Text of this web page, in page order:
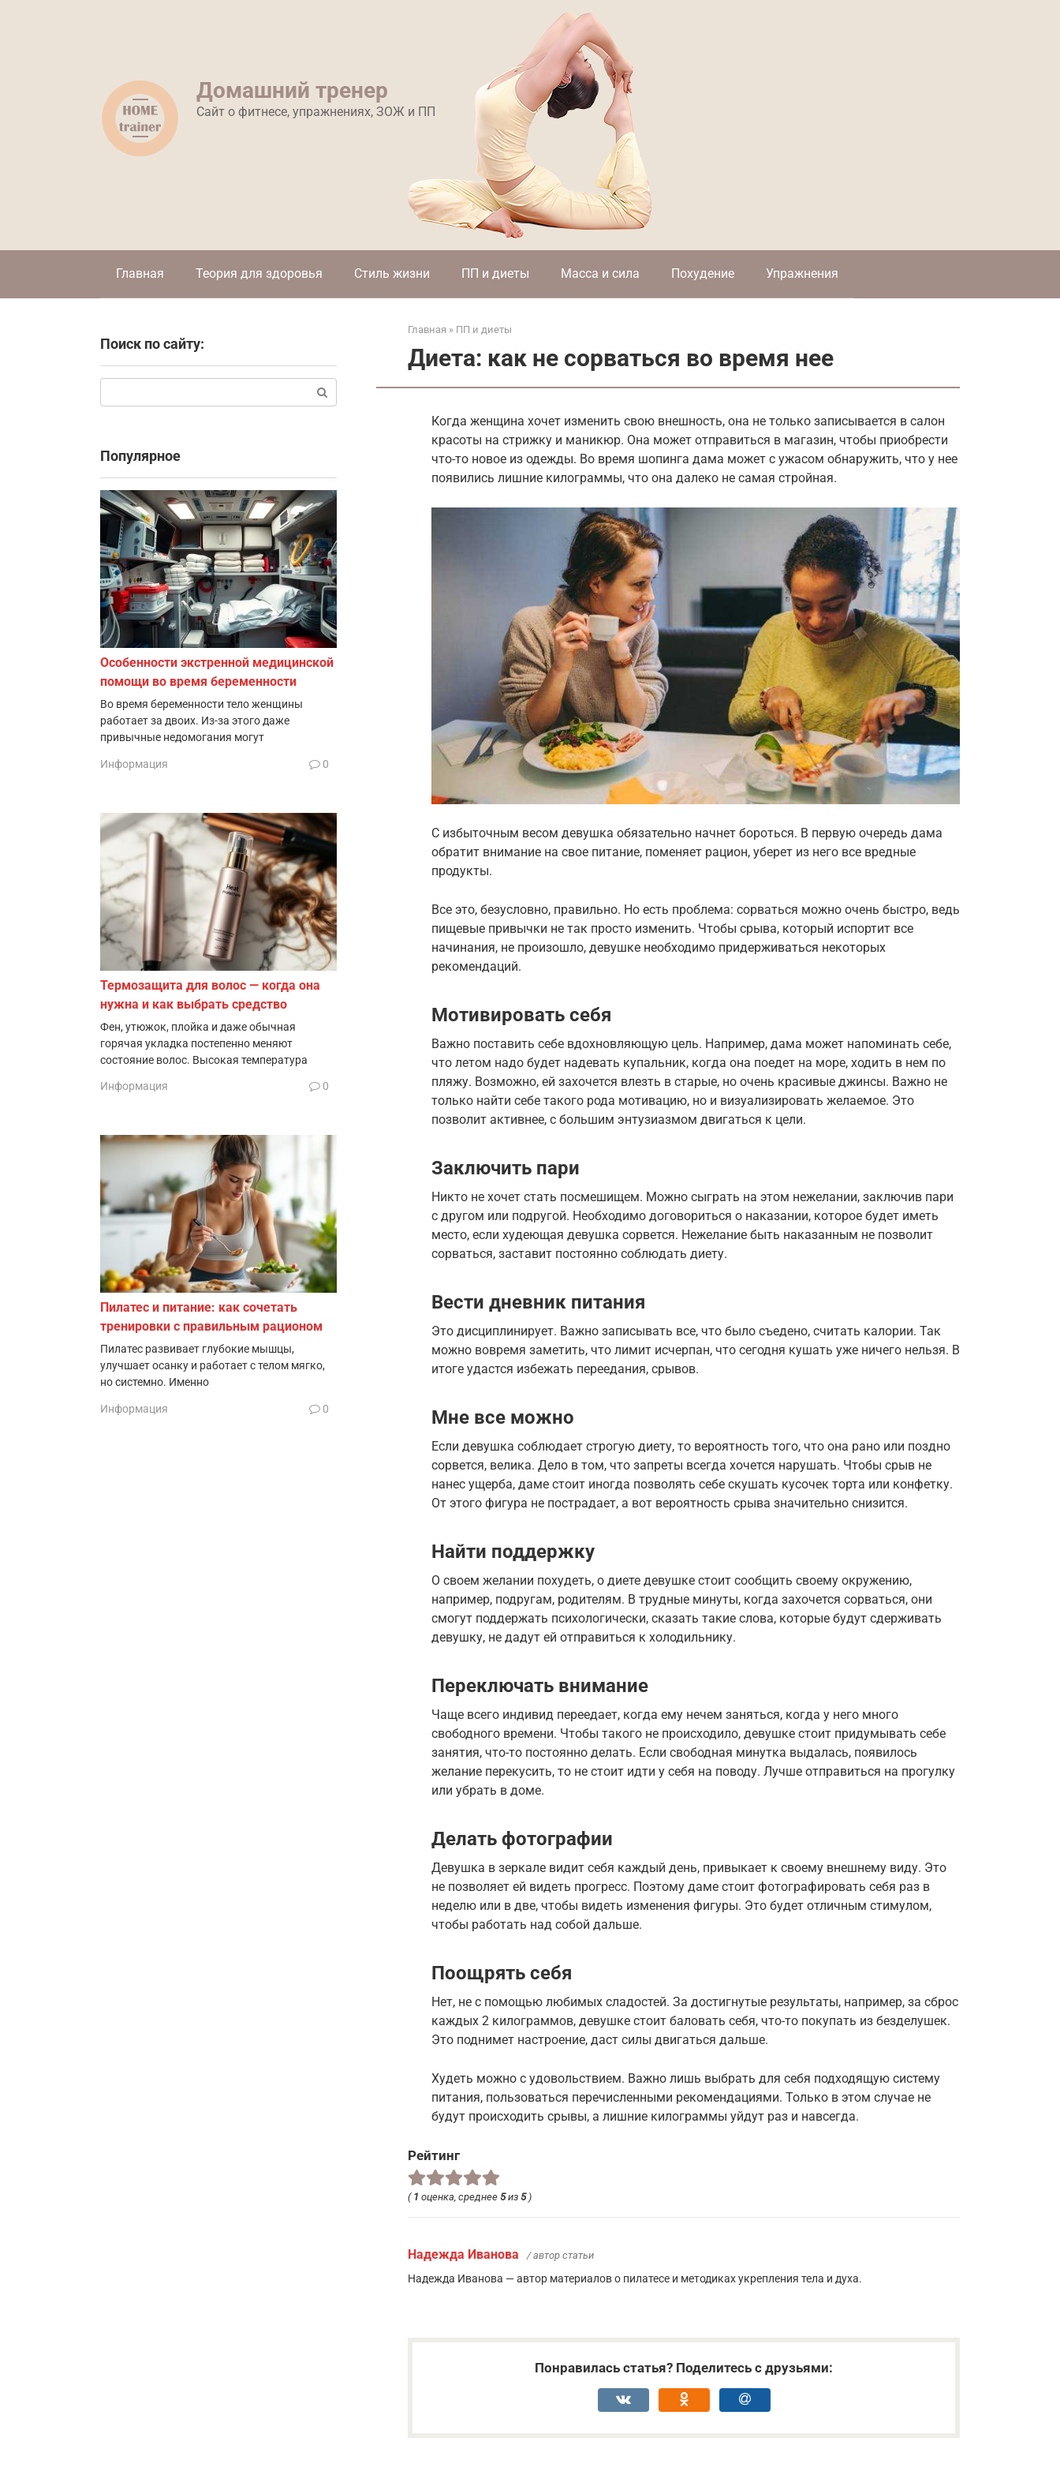
Домашний тренер
Сайт о фитнесе, упражнениях, ЗОЖ и ПП
Главная Теория для здоровья Стиль жизни ПП и диеты Масса и сила Похудение Упражнения
Главная » ПП и диеты
Диета: как не сорваться во время нее
Когда женщина хочет изменить свою внешность, она не только записывается в салон
красоты на стрижку и маникюр. Она может отправиться в магазин, чтобы приобрести
что-то новое из одежды. Во время шопинга дама может с ужасом обнаружить, что у нее
появились лишние килограммы, что она далеко не самая стройная.
С избыточным весом девушка обязательно начнет бороться. В первую очередь дама
обратит внимание на свое питание, поменяет рацион, уберет из него все вредные
продукты.
Все это, безусловно, правильно. Но есть проблема: сорваться можно очень быстро, ведь
пищевые привычки не так просто изменить. Чтобы срыва, который испортит все
начинания, не произошло, девушке необходимо придерживаться некоторых
рекомендаций.
Мотивировать себя
Важно поставить себе вдохновляющую цель. Например, дама может напоминать себе,
что летом надо будет надевать купальник, когда она поедет на море, ходить в нем по
пляжу. Возможно, ей захочется влезть в старые, но очень красивые джинсы. Важно не
только найти себе такого рода мотивацию, но и визуализировать желаемое. Это
позволит активнее, с большим энтузиазмом двигаться к цели.
Заключить пари
Никто не хочет стать посмешищем. Можно сыграть на этом нежелании, заключив пари
с другом или подругой. Необходимо договориться о наказании, которое будет иметь
место, если худеющая девушка сорвется. Нежелание быть наказанным не позволит
сорваться, заставит постоянно соблюдать диету.
Вести дневник питания
Это дисциплинирует. Важно записывать все, что было съедено, считать калории. Так
можно вовремя заметить, что лимит исчерпан, что сегодня кушать уже ничего нельзя. В
итоге удастся избежать переедания, срывов.
Мне все можно
Если девушка соблюдает строгую диету, то вероятность того, что она рано или поздно
сорвется, велика. Дело в том, что запреты всегда хочется нарушать. Чтобы срыв не
нанес ущерба, даме стоит иногда позволять себе скушать кусочек торта или конфетку.
От этого фигура не пострадает, а вот вероятность срыва значительно снизится.
Найти поддержку
О своем желании похудеть, о диете девушке стоит сообщить своему окружению,
например, подругам, родителям. В трудные минуты, когда захочется сорваться, они
смогут поддержать психологически, сказать такие слова, которые будут сдерживать
девушку, не дадут ей отправиться к холодильнику.
Переключать внимание
Чаще всего индивид переедает, когда ему нечем заняться, когда у него много
свободного времени. Чтобы такого не происходило, девушке стоит придумывать себе
занятия, что-то постоянно делать. Если свободная минутка выдалась, появилось
желание перекусить, то не стоит идти у себя на поводу. Лучше отправиться на прогулку
или убрать в доме.
Делать фотографии
Девушка в зеркале видит себя каждый день, привыкает к своему внешнему виду. Это
не позволяет ей видеть прогресс. Поэтому даме стоит фотографировать себя раз в
неделю или в две, чтобы видеть изменения фигуры. Это будет отличным стимулом,
чтобы работать над собой дальше.
Поощрять себя
Нет, не с помощью любимых сладостей. За достигнутые результаты, например, за сброс
каждых 2 килограммов, девушке стоит баловать себя, что-то покупать из безделушек.
Это поднимет настроение, даст силы двигаться дальше.
Худеть можно с удовольствием. Важно лишь выбрать для себя подходящую систему
питания, пользоваться перечисленными рекомендациями. Только в этом случае не
будут происходить срывы, а лишние килограммы уйдут раз и навсегда.
Рейтинг
( 1 оценка, среднее 5из 5)
Надежда Иванова / автор статьи
Надежда Иванова — автор материалов о пилатесе и методиках укрепления тела и духа.
Понравилась статья? Поделитесь с друзьями:
Поиск по сайту:
Популярное
Особенности экстренной медицинской
помощи во время беременности
Во время беременности тело женщины
работает за двоих. Из-за этого даже
привычные недомогания могут
Информация 0
Термозащита для волос — когда она
нужна и как выбрать средство
Фен, утюжок, плойка и даже обычная
горячая укладка постепенно меняют
состояние волос. Высокая температура
Информация 0
Пилатес и питание: как сочетать
тренировки с правильным рационом
Пилатес развивает глубокие мышцы,
улучшает осанку и работает с телом мягко,
но системно. Именно
Информация 0